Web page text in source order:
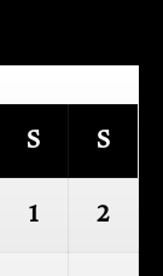
S S
1 2